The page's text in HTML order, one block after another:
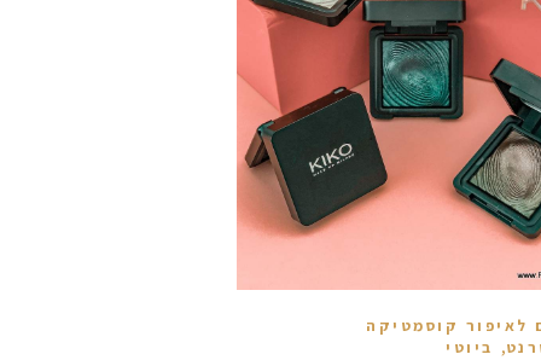
לאיפור קוסמטיקה
, ביוטי